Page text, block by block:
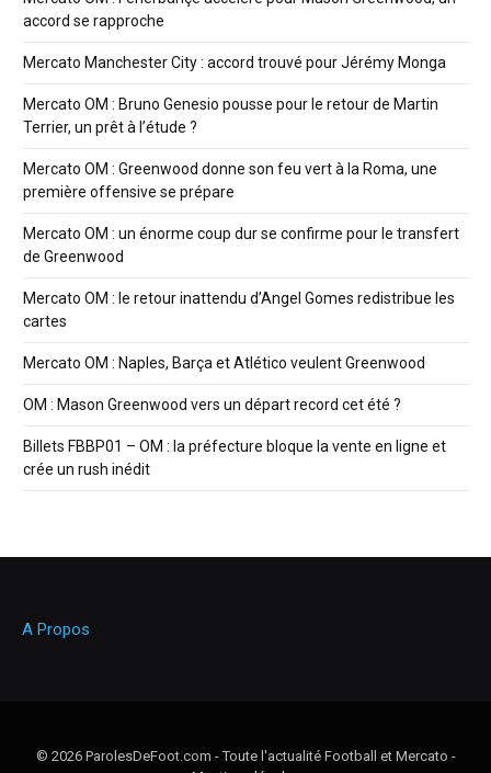
accord se rapproche
Mercato Manchester City : accord trouvé pour Jérémy Monga
Mercato OM : Bruno Genesio pousse pour le retour de Martin
Terrier, un prêt à l’étude ?
Mercato OM : Greenwood donne son feu vert à la Roma, une
première offensive se prépare
Mercato OM : un énorme coup dur se confirme pour le transfert
de Greenwood
Mercato OM : le retour inattendu d’Angel Gomes redistribue les
cartes
Mercato OM : Naples, Barça et Atlético veulent Greenwood
OM : Mason Greenwood vers un départ record cet été ?
Billets FBBP01 – OM : la préfecture bloque la vente en ligne et
crée un rush inédit
A Propos
© 2026 ParolesDeFoot.com - Toute l'actualité Football et Mercato -